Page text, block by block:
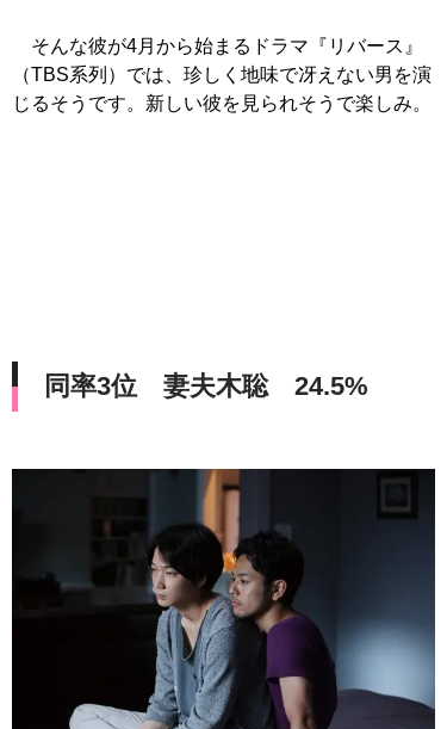
そんな彼が4月から始まるドラマ『リバース』
（TBS系列）では、珍しく地味で冴えない男を演
じるそうです。新しい彼を見られそうで楽しみ。
同率3位 妻夫木聡 24.5%